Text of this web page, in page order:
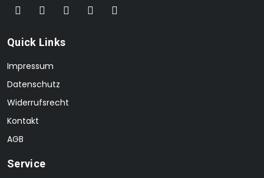
Quick Links
Impressum
Datenschutz
Widerrufsrecht
Kontakt
AGB
Service